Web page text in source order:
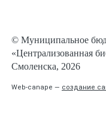
© Муниципальное
«Централизованная
Смоленска, 2026
Web-canape — создание